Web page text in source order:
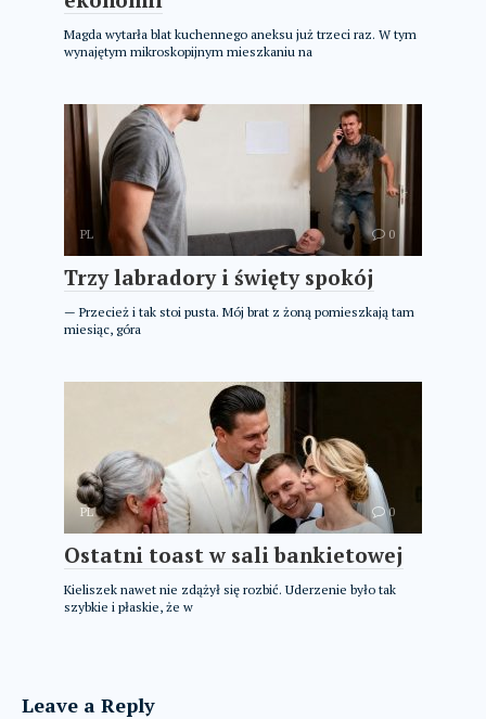
Magda wytarła blat kuchennego aneksu już trzeci raz. W tym
wynajętym mikroskopijnym mieszkaniu na
PL 0
Trzy labradory i święty spokój
— Przecież i tak stoi pusta. Mój brat z żoną pomieszkają tam
miesiąc, góra
PL 0
Ostatni toast w sali bankietowej
Kieliszek nawet nie zdążył się rozbić. Uderzenie było tak
szybkie i płaskie, że w
Leave a Reply